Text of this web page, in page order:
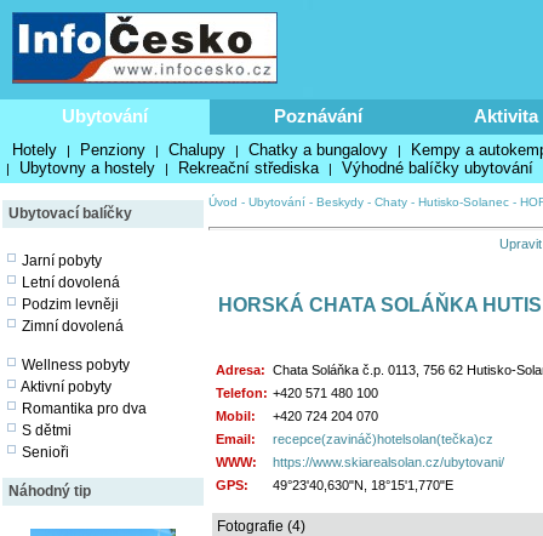
Ubytování Poznávání Aktivita
Hotely | Penziony | Chalupy | Chatky a bungalovy | Kempy a
| Ubytovny a hostely | Rekreační střediska | Výhodné balíčky ubytování
Ubytovací balíčky
Jarní pobyty
Letní dovolená
Podzim levněji
Zimní dovolená
Wellness pobyty
Aktivní pobyty
Romantika pro dva
S dětmi
Senioři
Náhodný tip
Úvod - Ubytování - Beskydy - Chaty - Hutisko-Solanec -
HORSKÁ CHATA SOLÁŇKA
Adresa: Chata Soláňka č.p. 0113, 756 62 Hutisko-
Telefon: +420 571 480 100
Mobil:
+420 724 204 070
Email:
recepce(zavináč)hotelsolan(tečka)cz
WWW:
https://www.skiarealsolan.cz/ubytovani/
GPS:
49°23'40,630"N, 18°15'1,770"E
Fotografie (4)